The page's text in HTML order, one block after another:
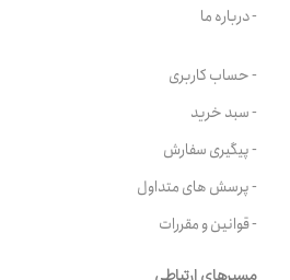
- درباره ما
- حساب کاربری
- سبد خرید
- پیگیری سفارش
- پرسش های متداول
- قوانین و مقررات